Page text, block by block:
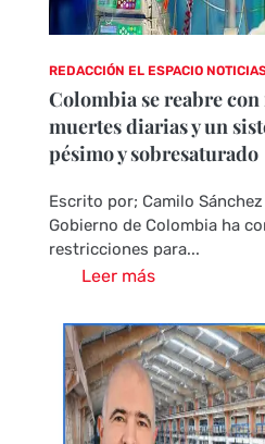
REDACCIÓN EL ESPACIO
Colombia se reabre con
muertes diarias y un
pésimo y sobresaturado
Escrito por; Camilo
Gobierno de Colombia ha
restricciones para...
Leer más